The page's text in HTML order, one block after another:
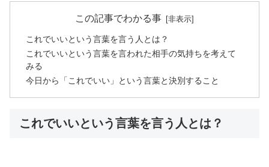
この記事でわかる事
これでいいという言葉を言う人とは？
これでいいという言葉を言われた相手の気持ちを考えて
みる
今日から「これでいい」という言葉と決別すること
これでいいという言葉を言う人とは？